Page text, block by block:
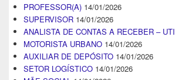
PROFESSOR(A) 14/01/2026
SUPERVISOR 14/01/2026
ANALISTA DE CONTAS A RECEBER – UTI
MOTORISTA URBANO 14/01/2026
AUXILIAR DE DEPÓSITO 14/01/2026
SETOR LOGÍSTICO 14/01/2026